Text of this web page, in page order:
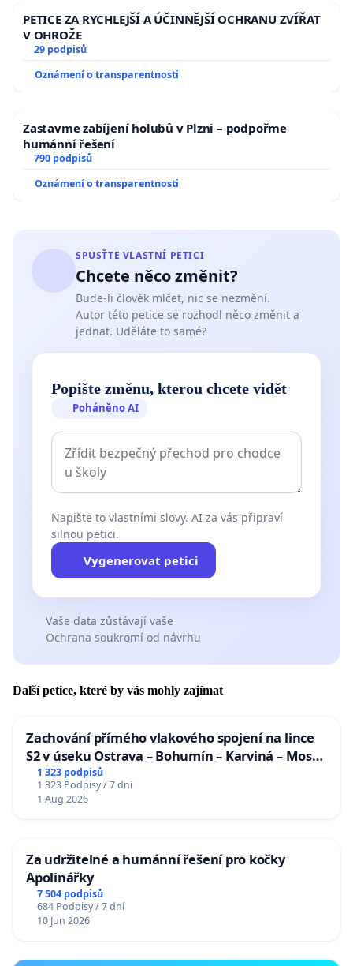
PETICE ZA RYCHLEJŠÍ A ÚČINNĚJŠÍ OCHRANU ZVÍŘAT
V OHROŽE
29 podpisů
Oznámení o transparentnosti
Zastavme zabíjení holubů v Plzni – podpořme
humánní řešení
790 podpisů
Oznámení o transparentnosti
SPUSŤTE VLASTNÍ PETICI
Chcete něco změnit?
Bude-li člověk mlčet, nic se nezmění.
Autor této petice se rozhodl něco změnit a
jednat. Uděláte to samé?
Popište změnu, kterou chcete vidět
Poháněno AI
Napište to vlastními slovy. AI za vás připraví
silnou petici.
Vygenerovat petici
Vaše data zůstávají vaše
Ochrana soukromí od návrhu
Další petice, které by vás mohly zajímat
Zachování přímého vlakového spojení na lince
S2 v úseku Ostrava – Bohumín – Karviná – Mosty
u Jablunkova
1 323 podpisů
1 323 Podpisy / 7 dní
1 Aug 2026
Za udržitelné a humánní řešení pro kočky
Apolinářky
7 504 podpisů
684 Podpisy / 7 dní
10 Jun 2026